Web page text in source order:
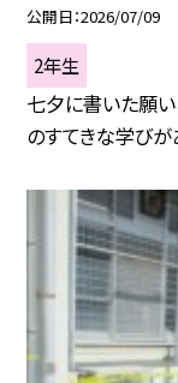
公開日 2026/07/09
2年生
七夕に書いた願い
のすてきな学びが